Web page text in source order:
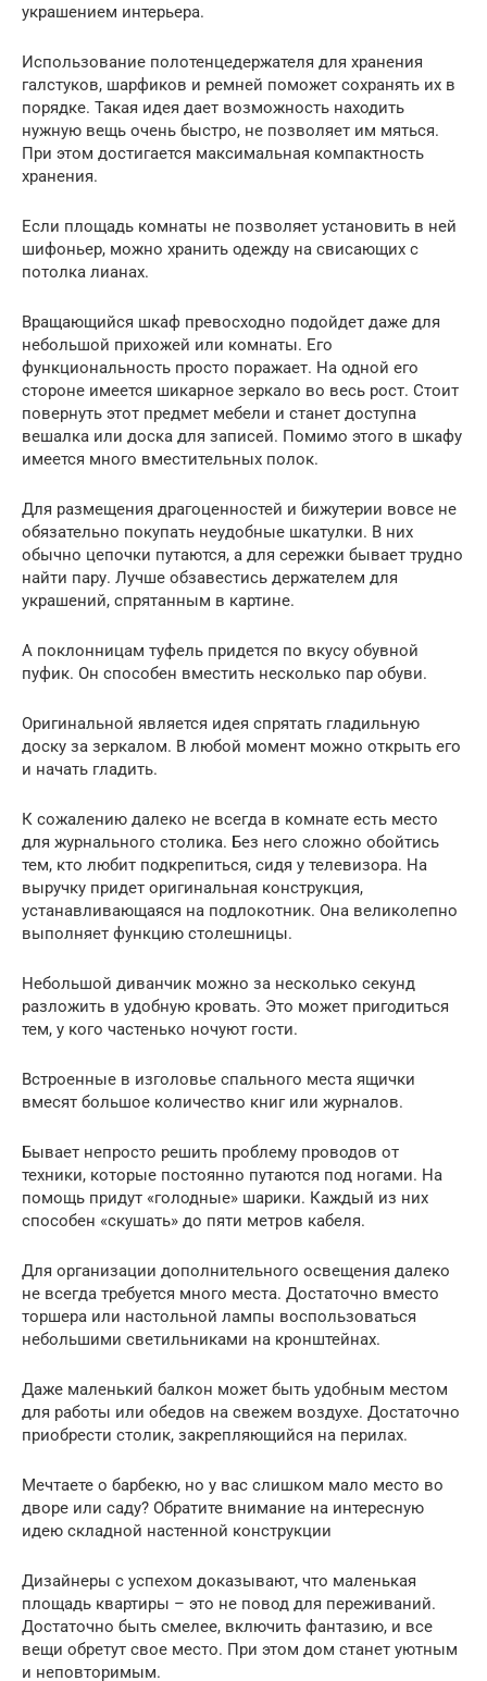
украшением интерьера.
Использование полотенцедержателя для хранения
галстуков, шарфиков и ремней поможет сохранять их в
порядке. Такая идея дает возможность находить
нужную вещь очень быстро, не позволяет им мяться.
При этом достигается максимальная компактность
хранения.
Если площадь комнаты не позволяет установить в ней
шифоньер, можно хранить одежду на свисающих с
потолка лианах.
Вращающийся шкаф превосходно подойдет даже для
небольшой прихожей или комнаты. Его
функциональность просто поражает. На одной его
стороне имеется шикарное зеркало во весь рост. Стоит
повернуть этот предмет мебели и станет доступна
вешалка или доска для записей. Помимо этого в шкафу
имеется много вместительных полок.
Для размещения драгоценностей и бижутерии вовсе не
обязательно покупать неудобные шкатулки. В них
обычно цепочки путаются, а для сережки бывает трудно
найти пару. Лучше обзавестись держателем для
украшений, спрятанным в картине.
А поклонницам туфель придется по вкусу обувной
пуфик. Он способен вместить несколько пар обуви.
Оригинальной является идея спрятать гладильную
доску за зеркалом. В любой момент можно открыть его
и начать гладить.
К сожалению далеко не всегда в комнате есть место
для журнального столика. Без него сложно обойтись
тем, кто любит подкрепиться, сидя у телевизора. На
выручку придет оригинальная конструкция,
устанавливающаяся на подлокотник. Она великолепно
выполняет функцию столешницы.
Небольшой диванчик можно за несколько секунд
разложить в удобную кровать. Это может пригодиться
тем, у кого частенько ночуют гости.
Встроенные в изголовье спального места ящички
вмесят большое количество книг или журналов.
Бывает непросто решить проблему проводов от
техники, которые постоянно путаются под ногами. На
помощь придут «голодные» шарики. Каждый из них
способен «скушать» до пяти метров кабеля.
Для организации дополнительного освещения далеко
не всегда требуется много места. Достаточно вместо
торшера или настольной лампы воспользоваться
небольшими светильниками на кронштейнах.
Даже маленький балкон может быть удобным местом
для работы или обедов на свежем воздухе. Достаточно
приобрести столик, закрепляющийся на перилах.
Мечтаете о барбекю, но у вас слишком мало место во
дворе или саду? Обратите внимание на интересную
идею складной настенной конструкции
Дизайнеры с успехом доказывают, что маленькая
площадь квартиры – это не повод для переживаний.
Достаточно быть смелее, включить фантазию, и все
вещи обретут свое место. При этом дом станет уютным
и неповторимым.